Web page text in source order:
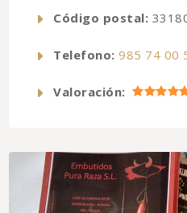
Código postal:
Telefono: 985 74 00
Valoración: